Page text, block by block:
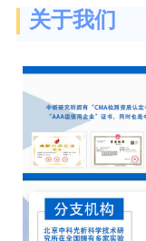
关于我们